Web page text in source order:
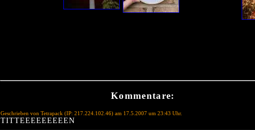
Kommentare:
Geschrieben von Tetrapack (IP: 217.224.102.46) am 17.5.2007 um 23:43 Uhr.
TITTEEEEEEEEEN